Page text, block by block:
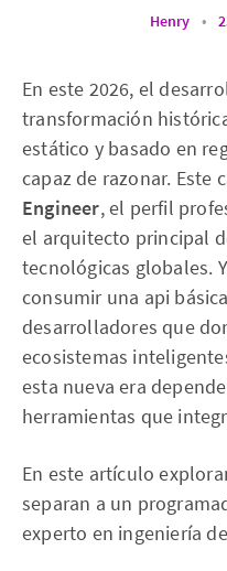
Henry •
En este 2026, el
transformación
estático y basado en
capaz de razonar. Este
Engineer, el perfil
el arquitecto principal
tecnológicas globales.
consumir una api
desarrolladores que
ecosistemas
esta nueva era
herramientas que
En este artículo
separan a un
experto en ingeniería